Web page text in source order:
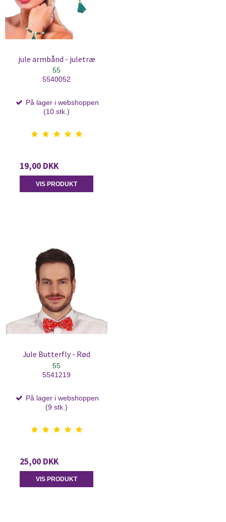
jule armbånd - juletræ
55
5540052
På lager i webshoppen
(10 stk.)
19,00 DKK
VIS PRODUKT
Jule Butterfly - Rød
55
5541219
På lager i webshoppen
(9 stk.)
25,00 DKK
VIS PRODUKT